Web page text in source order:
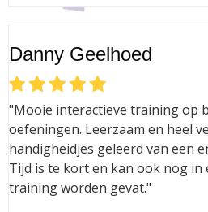
Danny Geelhoed
"Mooie interactieve training op
oefeningen. Leerzaam en heel
handigheidjes geleerd van een
Tijd is te kort en kan ook nog in
training worden gevat."